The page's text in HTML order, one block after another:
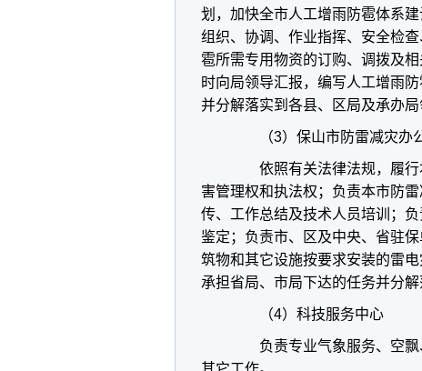
划，加快全市人工增雨防雹体系
组织、协调、作业指挥、安全检
雹所需专用物资的订购、调拨及
时向局领导汇报，编写人工增雨
并分解落实到各县、区局及承办局
（3）保山市防雷减灾办公
依照有关法律法规，履行
害管理权和执法权；负责本市防
传、工作总结及技术人员培训；
鉴定；负责市、区及中央、省驻
筑物和其它设施按要求安装的雷
承担省局、市局下达的任务并分
（4）科技服务中心
负责专业气象服务、空飘